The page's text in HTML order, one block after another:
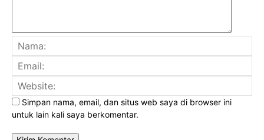
Simpan nama, email, dan situs web saya di browser ini
untuk lain kali saya berkomentar.